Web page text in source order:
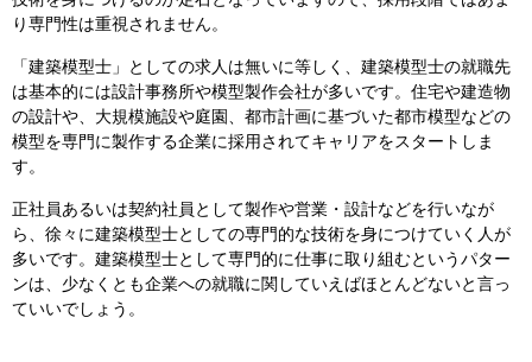
り専門性は重視されません。
「建築模型士」としての求人は無いに等しく、建築模型士の就職先
は基本的には設計事務所や模型製作会社が多いです。住宅や建造物
の設計や、大規模施設や庭園、都市計画に基づいた都市模型などの
模型を専門に製作する企業に採用されてキャリアをスタートしま
す。
正社員あるいは契約社員として製作や営業・設計などを行いなが
ら、徐々に建築模型士としての専門的な技術を身につけていく人が
多いです。建築模型士として専門的に仕事に取り組むというパター
ンは、少なくとも企業への就職に関していえばほとんどないと言っ
ていいでしょう。